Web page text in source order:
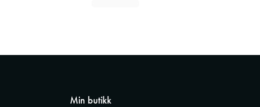
Min butikk